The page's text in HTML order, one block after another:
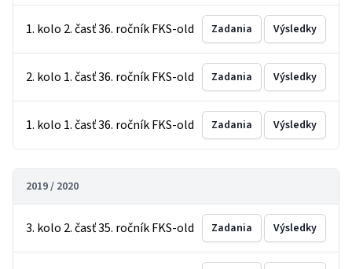
1. kolo 2. časť 36. ročník FKS-old Zadania Výsledky
2. kolo 1. časť 36. ročník FKS-old Zadania Výsledky
1. kolo 1. časť 36. ročník FKS-old Zadania Výsledky
2019 / 2020
3. kolo 2. časť 35. ročník FKS-old Zadania Výsledky